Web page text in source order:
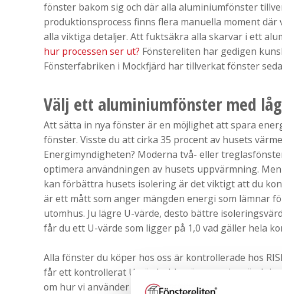
fönster bakom sig och där alla aluminiumfönster
produktionsprocess finns flera manuella moment
alla viktiga detaljer. Att fuktsäkra alla skarvar i ett
hur processen ser ut? Fönstereliten har gedigen
Fönsterfabriken i Mockfjärd har tillverkat fönster
Välj ett aluminiumfönster med
Att sätta in nya fönster är en möjlighet att spara
fönster. Visste du att cirka 35 procent av husets
Energimyndigheten? Moderna två- eller
optimera användningen av husets uppvärmning.
kan förbättra husets isolering är det viktigt att du
är ett mått som anger mängden energi som lämnar
utomhus. Ju lägre U-värde, desto bättre
får du ett U-värde som ligger på 1,0 vad gäller hela
Alla fönster du köper hos oss är kontrollerade hos
får ett kontrollerat U-värde. Idag är
om hur vi använder våra resurser. Fönster, och